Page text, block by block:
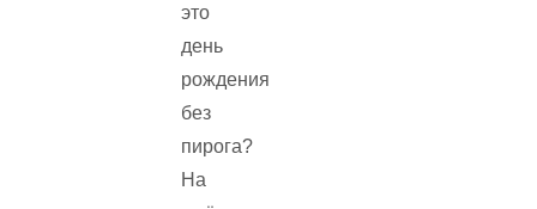
это
день
рождения
без
пирога?
На